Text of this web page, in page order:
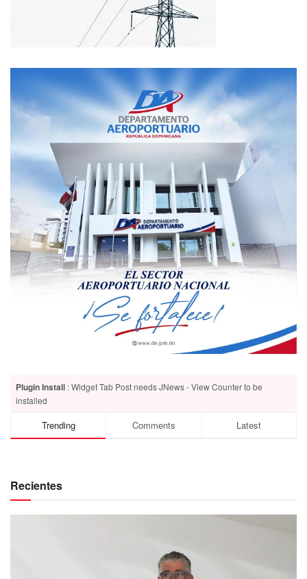
Plugin Install : Widget Tab Post needs JNews - View Counter to be
installed
Trending Comments Latest
Recientes